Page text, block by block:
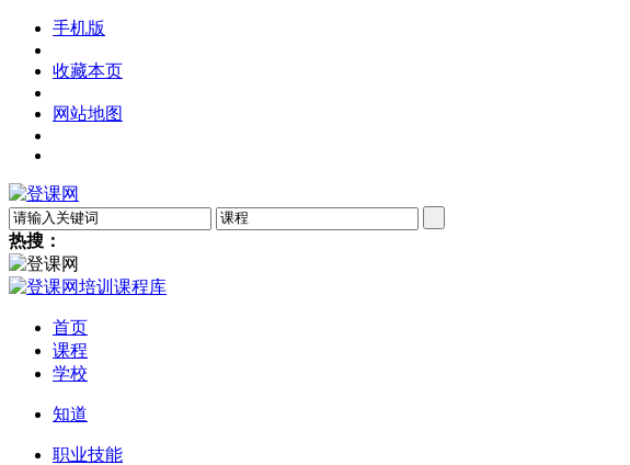
手机版
收藏本页
网站地图
热搜：
首页
课程
学校
知道
职业技能